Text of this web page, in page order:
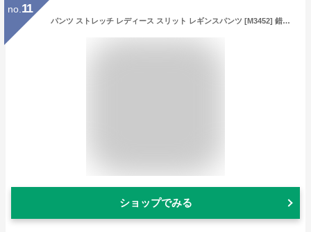
no. 11
パンツ ストレッチ レディース スリット レギンスパンツ [M3452] 錯覚美脚 [ S M L ショート トールサイズ ] ロング丈 ズボン 長ズボン 楽ちん 高身長 低身長 股下 長め 春 夏 秋【送料無料】【メール便】
ショップでみる